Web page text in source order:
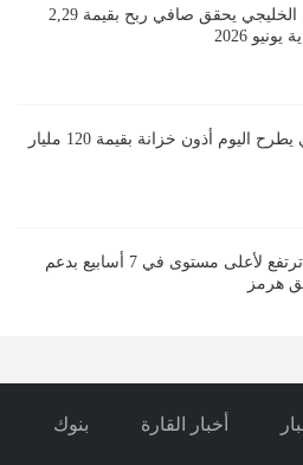
البنك المصري الخليجي يحقق صافي ربح بقيمة 2,29
2026
البنك المركزي يطرح اليوم أذون خزانة بقيمة 120 مليار
أسعار الذهب ترتفع لأعلى مستوى في 7 أسابيع بدعم
هرمز
أخبار القارة بنوك